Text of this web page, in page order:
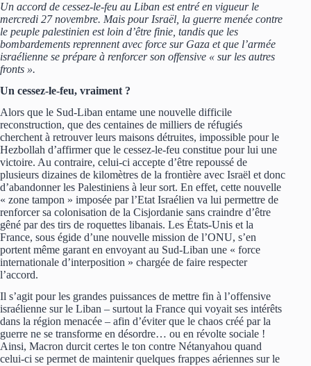
Un accord de cessez-le-feu au Liban est entré en vigueur le
mercredi 27 novembre. Mais pour Israël, la guerre menée contre
le peuple palestinien est loin d’être finie, tandis que les
bombardements reprennent avec force sur Gaza et que l’armée
israélienne se prépare à renforcer son offensive « sur les autres
fronts ».
Un cessez-le-feu, vraiment ?
Alors que le Sud-Liban entame une nouvelle difficile
reconstruction, que des centaines de milliers de réfugiés
cherchent à retrouver leurs maisons détruites, impossible pour le
Hezbollah d’affirmer que le cessez-le-feu constitue pour lui une
victoire. Au contraire, celui-ci accepte d’être repoussé de
plusieurs dizaines de kilomètres de la frontière avec Israël et donc
d’abandonner les Palestiniens à leur sort. En effet, cette nouvelle
« zone tampon » imposée par l’Etat Israélien va lui permettre de
renforcer sa colonisation de la Cisjordanie sans craindre d’être
gêné par des tirs de roquettes libanais. Les États-Unis et la
France, sous égide d’une nouvelle mission de l’ONU, s’en
portent même garant en envoyant au Sud-Liban une « force
internationale d’interposition » chargée de faire respecter
l’accord.
Il s’agit pour les grandes puissances de mettre fin à l’offensive
israélienne sur le Liban – surtout la France qui voyait ses intérêts
dans la région menacée – afin d’éviter que le chaos créé par la
guerre ne se transforme en désordre… ou en révolte sociale !
Ainsi, Macron durcit certes le ton contre Nétanyahou quand
celui-ci se permet de maintenir quelques frappes aériennes sur le